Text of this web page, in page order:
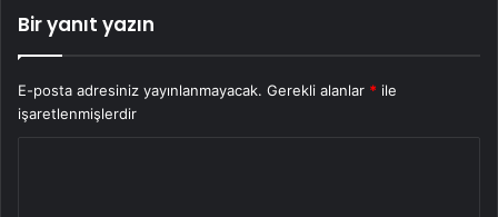
Bir yanıt yazın
E-posta adresiniz yayınlanmayacak. Gerekli alanlar * ile
işaretlenmişlerdir